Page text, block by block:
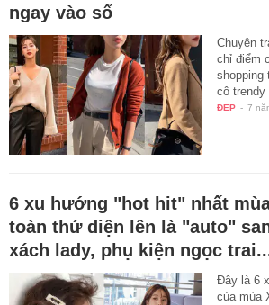
ngay vào sổ
Chuyên
chỉ điểm
shopping
cô trendy
ĐẸP - 7
6 xu hướng "hot hit" nhất
toàn thứ diện lên là "auto"
xách lady, phụ kiện ngọc
Đây là 6
của mùa